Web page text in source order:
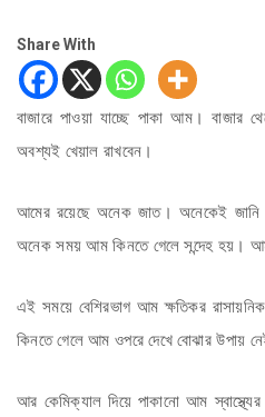
Share With
বাজারে পাওয়া যাচ্ছে পাকা আম।
অবশ্যই খেয়াল রাখবেন।
আমের রয়েছে অনেক জাত। অনেকেই জানি
অনেক সময় আম কিনতে গেলে সন্দেহ হয়।
এই সময়ে বেশিরভাগ আম ক্ষতিকর
কিনতে গেলে আম ওপরে দেখে বোঝার উপায়
আর কেমিক্যাল দিয়ে পাকানো আম